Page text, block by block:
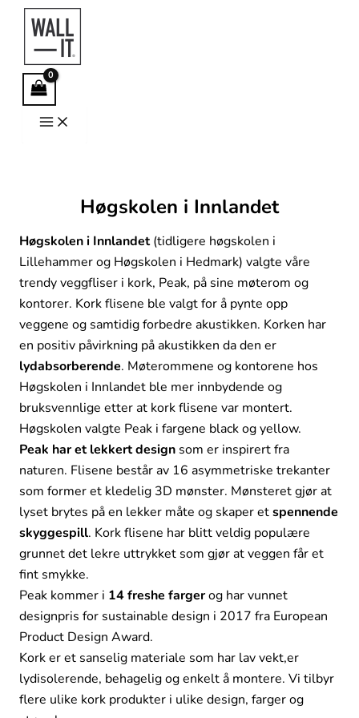
Hopp
innholdet
Høgskolen i Innlandet
Høgskolen i Innlandet(tidligere høgskolen i
Lillehammer og Høgskolen i Hedmark) valgte våre
trendy veggfliser i kork, Peak, på sine møterom og
kontorer. Kork flisene ble valgt for å pynte opp
veggene og samtidig forbedre akustikken. Korken har
en positiv påvirkning på akustikken da den er
lydabsorberende. Møterommene og kontorene hos
Høgskolen i Innlandet ble mer innbydende og
bruksvennlige etter at kork flisene var montert.
Høgskolen valgte Peak i fargene black og yellow.
Peak har et lekkert design som er inspirert fra
naturen. Flisene består av 16 asymmetriske trekanter
som former et kledelig 3D mønster. Mønsteret gjør at
lyset brytes på en lekker måte og skaper etspennende
skyggespill. Kork flisene har blitt veldig populære
grunnet det lekre uttrykket som gjør at veggen får et
fint smykke.
Peak kommer i 14 freshe fargerog har vunnet
designpris for sustainable design i 2017 fra European
Product Design Award.
Kork er et sanselig materiale som har lav vekt,er
lydisolerende, behagelig og enkelt å montere. Vi tilbyr
flere ulike kork produkter i ulike design, farger og